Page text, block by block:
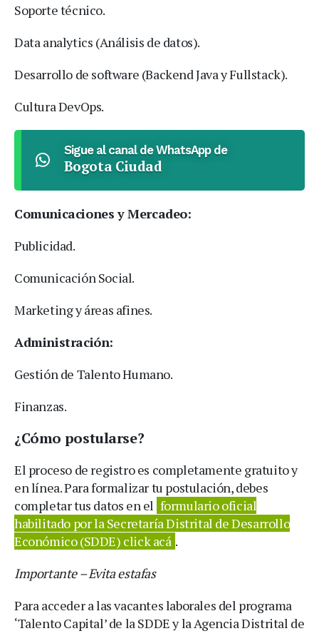
Soporte técnico.
Data analytics (Análisis de datos).
Desarrollo de software (Backend Java y Fullstack).
Cultura DevOps.
Sigue al canal de WhatsApp de
Bogota Ciudad
Comunicaciones y Mercadeo:
Publicidad.
Comunicación Social.
Marketing y áreas afines.
Administración:
Gestión de Talento Humano.
Finanzas.
¿Cómo postularse?
El proceso de registro es completamente gratuito y
en línea. Para formalizar tu postulación, debes
completar tus datos en el formulario oficial
habilitado por la Secretaría Distrital de Desarrollo
Económico (SDDE) click acá .
Importante – Evita estafas
Para acceder a las vacantes laborales del programa
‘Talento Capital’ de la SDDE y la Agencia Distrital de